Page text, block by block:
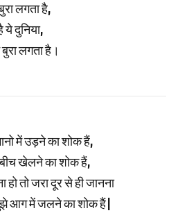
लगता है,
दुनिया,
लगता है।
में उड़ने का शोक हैं,
बीच खेलने का शोक हैं,
तो जरा दूर से ही जानना
आग में जलने का शोक हैं|